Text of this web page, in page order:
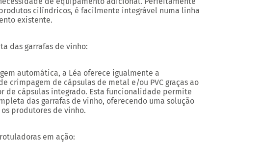
cilíndricos, é facilmente integrável numa linha
existente.
das garrafas de vinho:
automática, a Léa oferece igualmente a
crimpagem de cápsulas de metal e/ou PVC graças ao
de cápsulas integrado. Esta funcionalidade permite
das garrafas de vinho, oferecendo uma solução
produtores de vinho.
em ação: